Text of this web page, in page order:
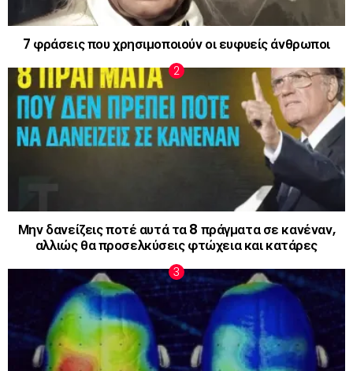
7 φράσεις που χρησιμοποιούν οι ευφυείς άνθρωποι
Μην δανείζεις ποτέ αυτά τα 8 πράγματα σε κανέναν,
αλλιώς θα προσελκύσεις φτώχεια και κατάρες